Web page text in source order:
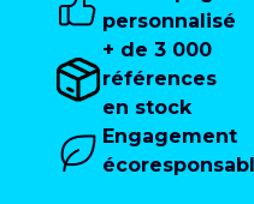
personnalisé
+ de 3 000
références
en stock
Engagement